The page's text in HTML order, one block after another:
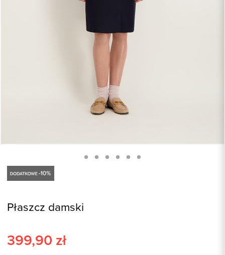
Płaszcz damski
399,90 zł